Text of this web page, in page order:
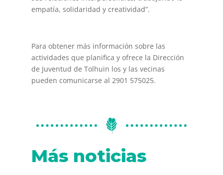
empatía, solidaridad y creatividad”.
Para obtener más información sobre las
actividades que planifica y ofrece la Dirección
de Juventud de Tolhuin los y las vecinas
pueden comunicarse al 2901 575025.
Más noticias